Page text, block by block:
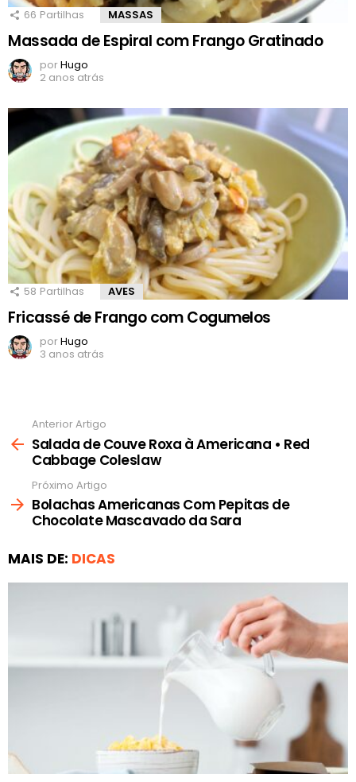
66 Partilhas MASSAS
Massada de Espiral com Frango Gratinado
porHugo
2 anos atrás
58 Partilhas AVES
Fricassé de Frango com Cogumelos
porHugo
3 anos atrás
mais
Anterior Artigo
Salada de Couve Roxa à Americana • Red
Cabbage Coleslaw
Próximo Artigo
Bolachas Americanas Com Pepitas de
Chocolate Mascavado da Sara
MAIS DE: DICAS